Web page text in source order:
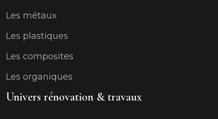
Les métaux
Les plastiques
Les composites
Les organiques
Univers rénovation & travaux